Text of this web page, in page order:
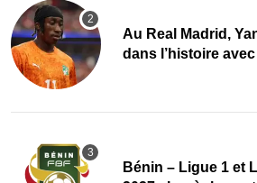
Au Real Madrid,
dans l’histoire
Bénin – Ligue 1 et